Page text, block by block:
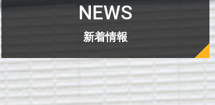
NEWS
新着情報